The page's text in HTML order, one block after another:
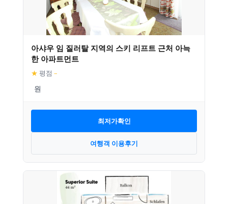
아샤우 임 질러탈 지역의 스키 리프트 근처 아늑
한 아파트먼트
★ 평점 –
최저가확인
여행객 이용후기